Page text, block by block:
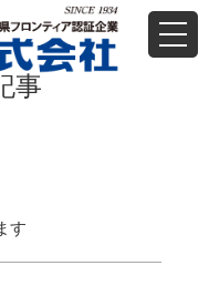
t
o
事
す